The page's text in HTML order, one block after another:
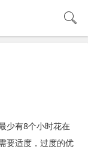
少有8个小时花在
要适度，过度的优